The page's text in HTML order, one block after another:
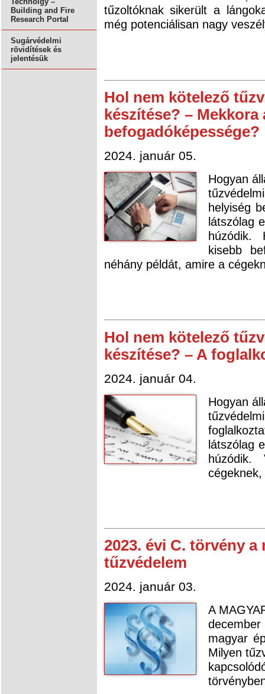
Building and Fire
Research Portal
Sugárvédelmi
rövidítések és
jelentésük
tűzoltóknak sikerült a
még potenciálisan nagy
Hol nem kötelező
készítése? –
befogadóképessége?
2024. január 05.
Hogyan
helyiség
látszólag
húzódik.
kisebb
néhány példát, amire a
Hol nem kötelező
készítése? – A
2024. január 04.
Hogyan
látszólag
húzódik.
2023. évi C. törvény
tűzvédelem
2024. január 03.
A
magyar
Milyen